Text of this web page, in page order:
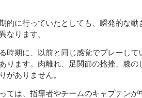
的に行っていたとしても、瞬発的な動
なります。
時期に、以前と同じ感覚でプレーして
ります。肉離れ、足関節の捻挫、膝
がありません。
ては、指導者やチームのキャプテンが